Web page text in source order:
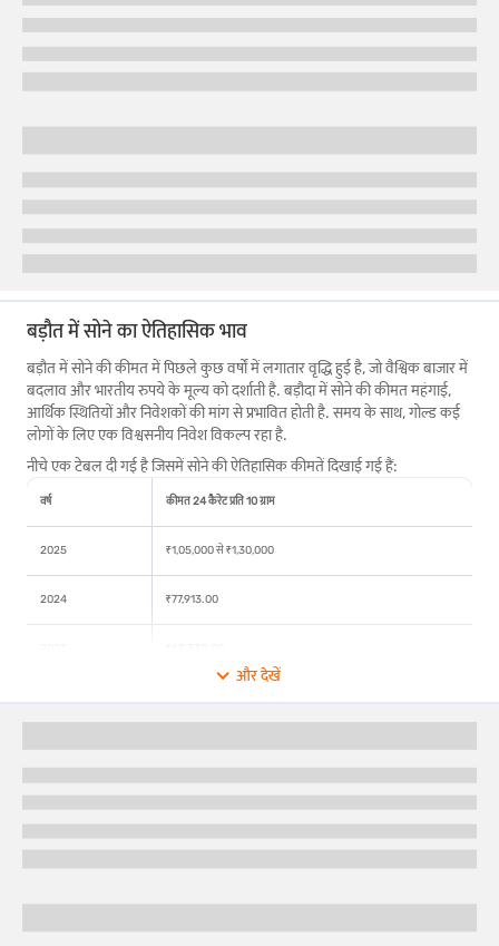
बड़ौत में सोने का ऐतिहासिक भाव
बड़ौत में सोने की कीमत में पिछले कुछ वर्षों में लगातार वृद्धि हुई है, जो वैश्विक बाजार में
बदलाव और भारतीय रुपये के मूल्य को दर्शाती है. बड़ौदा में सोने की कीमत महंगाई,
आर्थिक स्थितियों और निवेशकों की मांग से प्रभावित होती है. समय के साथ, गोल्ड कई
लोगों के लिए एक विश्वसनीय निवेश विकल्प रहा है.
नीचे एक टेबल दी गई है जिसमें सोने की ऐतिहासिक कीमतें दिखाई गई हैं:
वर्ष कीमत 24 कैरेट प्रति 10 ग्राम
2025 ₹1,05,000 से ₹1,30,000
2024 ₹77,913.00
2020 ₹48,651.00
और देखें